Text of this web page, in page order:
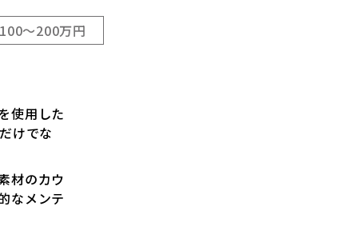
100～200万円
使用した
けでな
材のカウ
なメンテ